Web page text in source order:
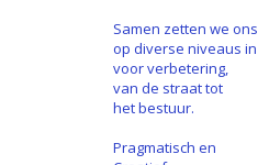
Samen zetten we ons
op diverse niveaus in
voor verbetering,
van de straat tot
het bestuur.
Pragmatisch en